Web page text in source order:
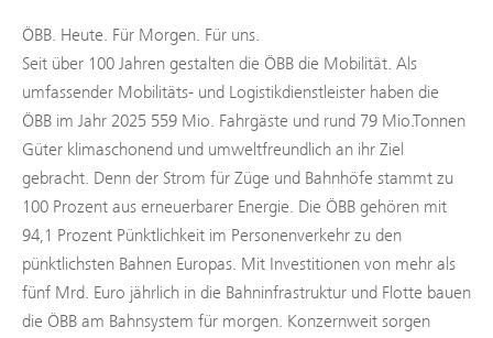
ÖBB. Heute. Für Morgen. Für uns.
Seit über 100 Jahren gestalten die ÖBB die Mobilität. Als
umfassender Mobilitäts- und Logistikdienstleister haben die
ÖBB im Jahr 2025 559 Mio. Fahrgäste und rund 79 Mio.Tonnen
Güter klimaschonend und umweltfreundlich an ihr Ziel
gebracht. Denn der Strom für Züge und Bahnhöfe stammt zu
100 Prozent aus erneuerbarer Energie. Die ÖBB gehören mit
94,1 Prozent Pünktlichkeit im Personenverkehr zu den
pünktlichsten Bahnen Europas. Mit Investitionen von mehr als
fünf Mrd. Euro jährlich in die Bahninfrastruktur und Flotte bauen
die ÖBB am Bahnsystem für morgen. Konzernweit sorgen